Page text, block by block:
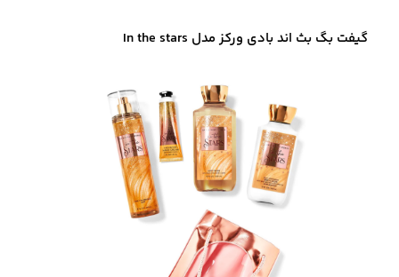
گیفت بگ بث اند بادی ورکز مدل In the stars